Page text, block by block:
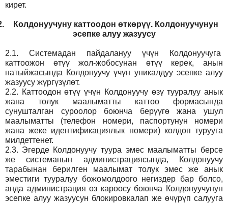
кирет.
Колдонуучуну каттоодон өткөрүү. Колдонуучунун
эсепке алуу жазуусу
2.1.
Системадан пайдалануу үчүн Колдонуучуга
каттоожон өтүү жол-жобосунан өтүү керек, анын
натыйжасында Колдонуучу үчүн уникалдуу эсепке алуу
жазуусу жүргүзүлөт.
2.2. Каттоодон өтүү үчүн Колдонуучу өзү тууралуу анык
жана толук маалыматты каттоо формасында
сунушталган суроолор боюнча берүүгө жана ушул
маалыматты (телефон номери, паспортунун номери
жана жеке идентификациялык номери) колдоп турууга
милдеттенет.
2.3. Эгерде Колдонуучу туура эмес маалыматты берсе
же системанын администрациясында, Колдонуучу
тарабынан берилген маалымат толук эмес же анык
эместиги тууралуу божомолдоого негиздер бар болсо,
анда администрация өз кароосу боюнча Колдонуучунун
эсепке алуу жазуусун блокировкалап же өчүрүп салууга